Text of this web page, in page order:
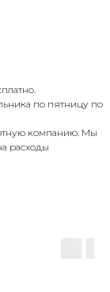
по пятницу по
компанию. Мы
расходы